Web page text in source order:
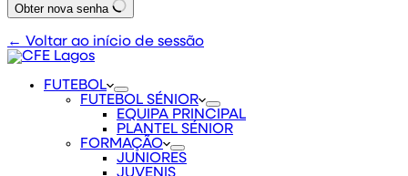
Obter nova senha
← Voltar ao início de sessão
FUTEBOL
FUTEBOL SÉNIOR
EQUIPA PRINCIPAL
PLANTEL SÉNIOR
FORMAÇÃO
JUNIORES